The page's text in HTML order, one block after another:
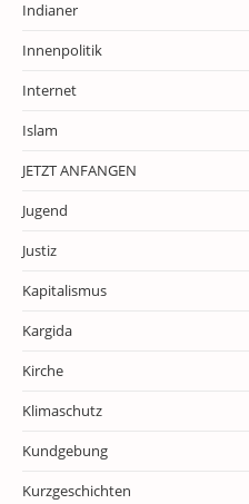
Indianer
Innenpolitik
Internet
Islam
JETZT ANFANGEN
Jugend
Justiz
Kapitalismus
Kargida
Kirche
Klimaschutz
Kundgebung
Kurzgeschichten